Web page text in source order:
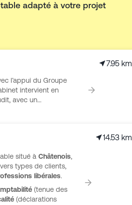
adapté à votre projet
l’appui du Groupe
intervient en
avec un
quotidien. Tenue ou
comme un
bancaire
des informations.
7.95 km
situé à Châtenois,
types de clients,
libérales.
(tenue des
(déclarations
14.53 km